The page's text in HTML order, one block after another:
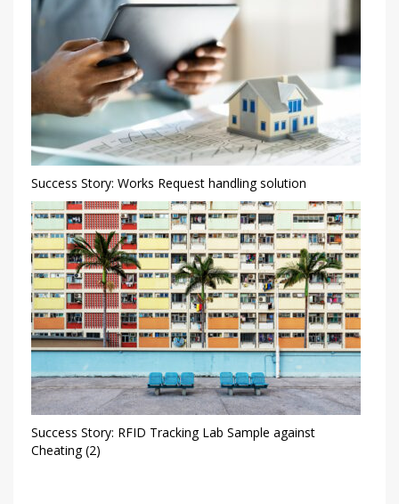
Success Story: Works Request handling solution
Success Story: RFID Tracking Lab Sample against
Cheating (2)